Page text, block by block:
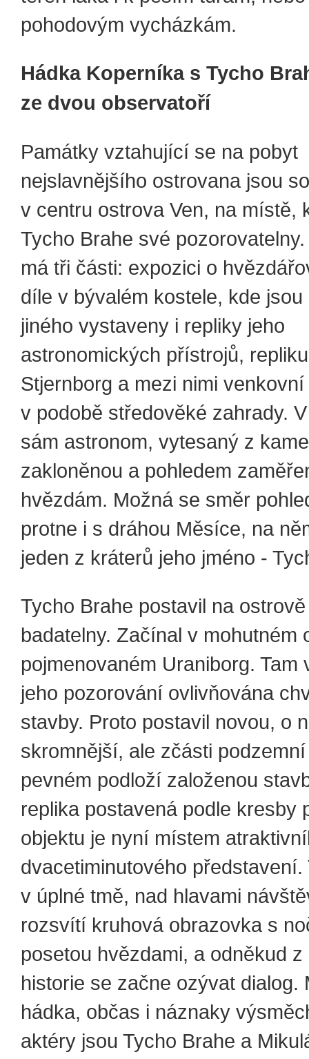
pohodovým vycházkám.
Hádka Koperníka s Tycho
ze dvou observatoří
Památky vztahující se na pobyt
nejslavnějšího ostrovana jsou
v centru ostrova Ven, na místě,
Tycho Brahe své
má tři části: expozici o
díle v bývalém kostele, kde jsou
jiného vystaveny i repliky jeho
astronomických přístrojů,
Stjernborg a mezi nimi
v podobě středověké zahrady.
sám astronom, vytesaný z
zakloněnou a pohledem
hvězdám. Možná se směr
protne i s dráhou Měsíce, na
jeden z kráterů jeho jméno -
Tycho Brahe postavil na
badatelny. Začínal v mohutném
pojmenovaném Uraniborg. Tam
jeho pozorování ovlivňována
stavby. Proto postavil novou, o
skromnější, ale zčásti
pevném podloží založenou
replika postavená podle kresby
objektu je nyní místem
dvacetiminutového představení.
v úplné tmě, nad hlavami
rozsvítí kruhová obrazovka s
posetou hvězdami, a odněkud z
historie se začne ozývat dialog.
hádka, občas i náznaky
aktéry jsou Tycho Brahe a